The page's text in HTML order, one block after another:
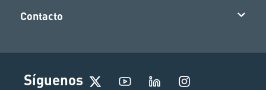
Contacto
Síguenos
I